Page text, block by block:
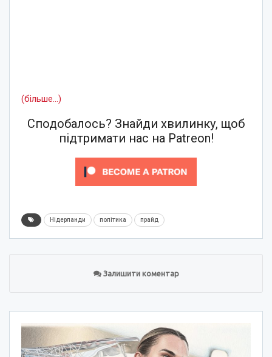
(більше…)
Сподобалось? Знайди хвилинку, щоб
підтримати нас на Patreon!
Нідерланди політика прайд
Залишити коментар